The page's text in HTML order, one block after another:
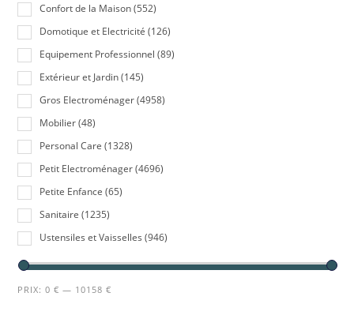
Confort de la Maison (552)
Domotique et Electricité (126)
Equipement Professionnel (89)
Extérieur et Jardin (145)
Gros Electroménager (4958)
Mobilier (48)
Personal Care (1328)
Petit Electroménager (4696)
Petite Enfance (65)
Sanitaire (1235)
Ustensiles et Vaisselles (946)
PRIX:0 € — 10158 €